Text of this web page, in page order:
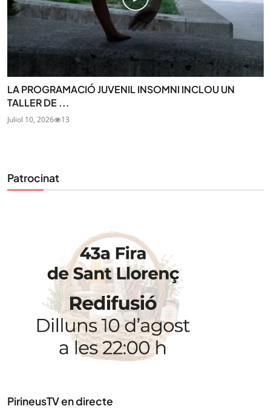
LA PROGRAMACIÓ JUVENIL INSOMNI INCLOU UN
TALLER DE ...
Juliol 10, 2026 13
Patrocinat
PirineusTV en directe
STAY UPDATED
Uneix-te al nostre butlletí
Tota l’actualitat, seleccionada i enviada directament
al teu correu. Subscriu-te al nostre butlletí i segueix
la informació que importa.